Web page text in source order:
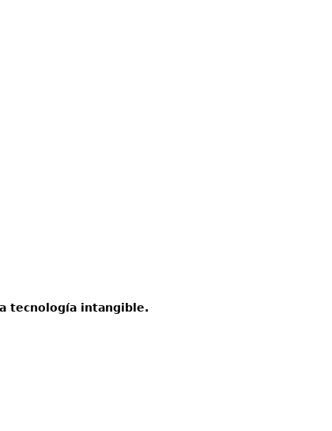
tecnología intangible.